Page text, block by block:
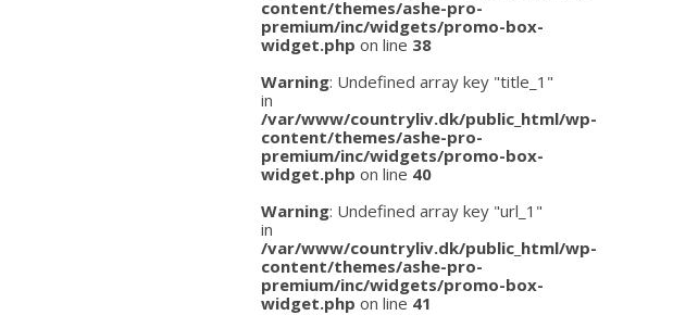
content/themes/ashe-pro-
premium/inc/widgets/promo-box-
widget.php on line 38
Warning: Undefined array key "title_1"
in
/var/www/countryliv.dk/public_html/wp-
content/themes/ashe-pro-
premium/inc/widgets/promo-box-
widget.php on line 40
Warning: Undefined array key "url_1"
in
/var/www/countryliv.dk/public_html/wp-
content/themes/ashe-pro-
premium/inc/widgets/promo-box-
widget.php on line 41